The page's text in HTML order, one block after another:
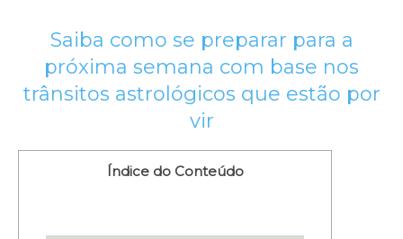
Saiba como se preparar para a
próxima semana com base nos
trânsitos astrológicos que estão por
vir
Índice do Conteúdo